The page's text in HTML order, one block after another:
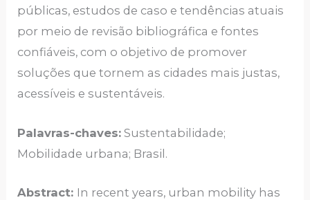
públicas, estudos de caso e tendências atuais
por meio de revisão bibliográfica e fontes
confiáveis, com o objetivo de promover
soluções que tornem as cidades mais justas,
acessíveis e sustentáveis.
Palavras-chaves: Sustentabilidade;
Mobilidade urbana; Brasil.
Abstract: In recent years, urban mobility has